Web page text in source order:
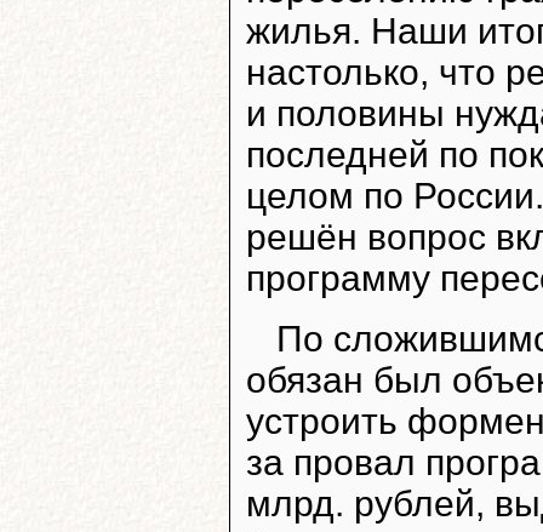
жилья. Наши
настолько, что
и половины
последней по
целом по
решён вопрос
программу
По
обязан был
устроить
за провал
млрд. рублей,